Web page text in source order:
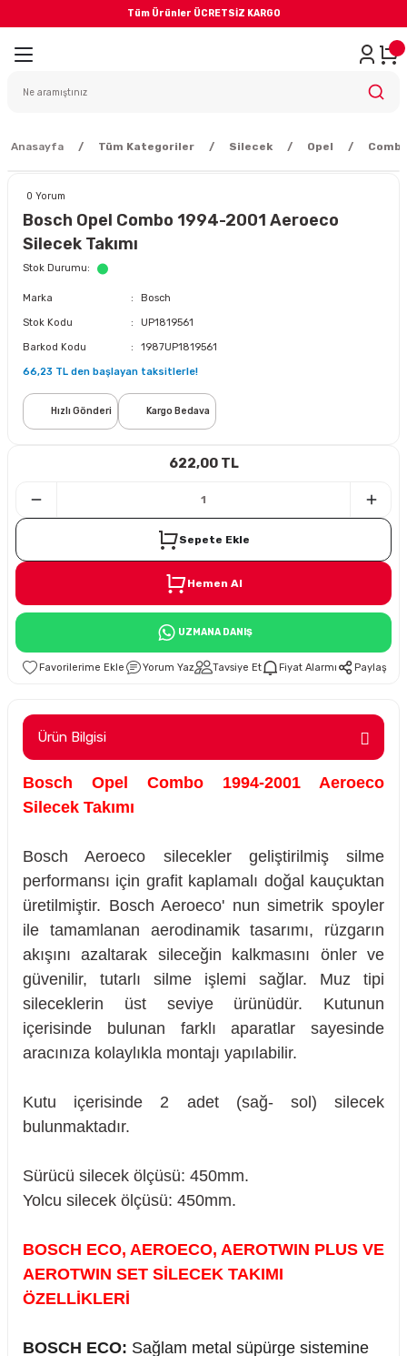
Tüm Ürünler ÜCRETSİZ KARGO
Geri Dön
Sistemi
Ürünleri
Anasayfa Tüm Kategoriler Silecek Opel
0 Yorum
Bosch Opel Combo 1994-2001 Aeroeco
Silecek Takımı
Stok Durumu
Marka Bosch
Stok Kodu UP1819561
Barkod Kodu 1987UP1819561
66,23 TL den başlayan taksitlerle!
Hızlı Gönderi Kargo Bedava
622,00 TL
Sepete Ekle
Hemen Al
UZMANA DANIŞ
Yorum Yaz Tavsiye Et Fiyat Alarmı Paylaş
Ürün Bilgisi
Bosch Opel Combo 1994-2001 Aeroeco
Silecek Takımı
Bosch Aeroeco silecekler geliştirilmiş silme
performansı için grafit kaplamalı doğal kauçuktan
üretilmiştir. Bosch Aeroeco' nun simetrik spoyler
ile tamamlanan aerodinamik tasarımı, rüzgarın
akışını azaltarak sileceğin kalkmasını önler ve
güvenilir, tutarlı silme işlemi sağlar. Muz tipi
sileceklerin üst seviye ürünüdür. Kutunun
içerisinde bulunan farklı aparatlar sayesinde
aracınıza kolaylıkla montajı yapılabilir.
Kutu içerisinde 2 adet (sağ- sol) silecek
bulunmaktadır.
Sürücü silecek ölçüsü: 450mm.
Yolcu silecek ölçüsü: 450mm.
BOSCH ECO, AEROECO, AEROTWIN PLUS VE
AEROTWIN SET SİLECEK TAKIMI
ÖZELLİKLERİ
BOSCH ECO: Sağlam metal süpürge sistemine